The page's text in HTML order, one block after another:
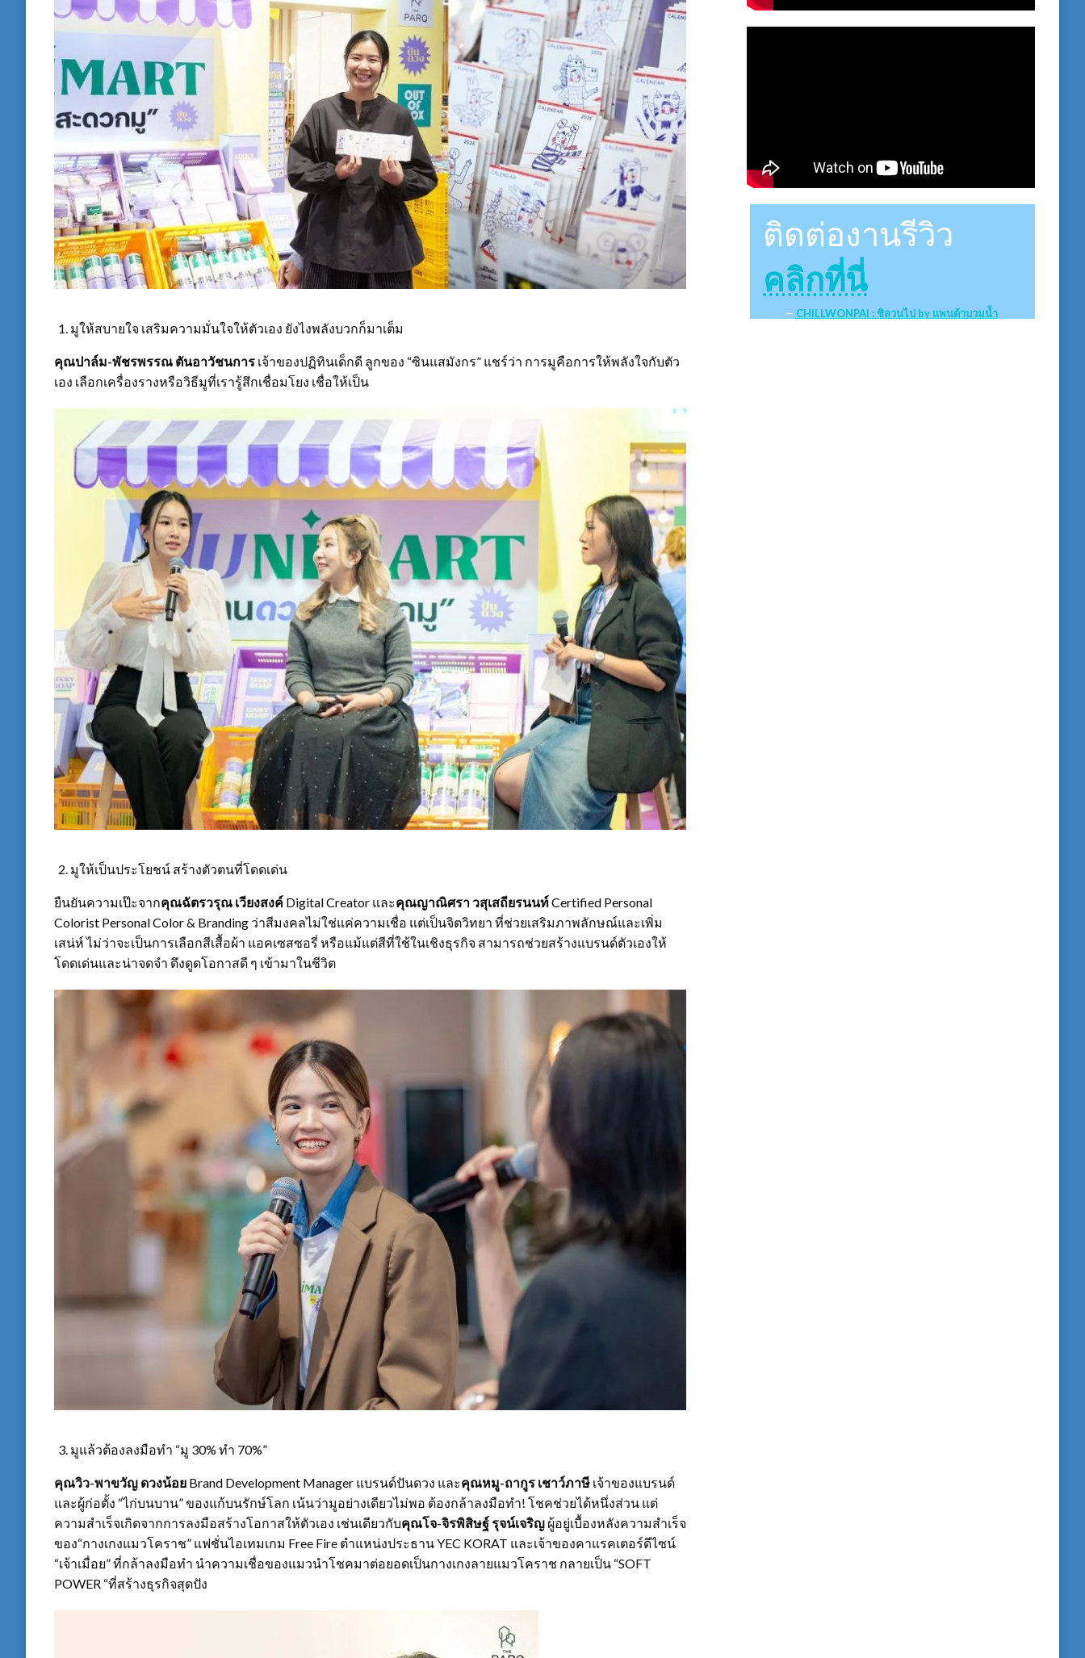
มูให้สบายใจ เสริมความมั่นใจให้ตัวเอง ยังไงพลังบวกก็มาเต็ม
คุณปาล์ม-พัชรพรรณ ตันอาวัชนการ เจ้าของปฏิทินเด็กดี ลูกของ “ซินแสมังกร” แชร์ว่า การมูคือการให้พลังใจกับตัว
เอง เลือกเครื่องรางหรือวิธีมูที่เรารู้สึกเชื่อมโยง เชื่อให้เป็น
มูให้เป็นประโยชน์ สร้างตัวตนที่โดดเด่น
ยืนยันความเป๊ะจากคุณฉัตรวรุณ เวียงสงค์ Digital Creator และคุณญาณิศรา วสุเสถียรนนท์Certified Personal
Colorist Personal Color & Branding ว่าสีมงคลไม่ใช่แค่ความเชื่อ แต่เป็นจิตวิทยา ที่ช่วยเสริมภาพลักษณ์และเพิ่ม
เสน่ห์ ไม่ว่าจะเป็นการเลือกสีเสื้อผ้า แอคเซสซอรี่ หรือแม้แต่สีที่ใช้ในเชิงธุรกิจ สามารถช่วยสร้างแบรนด์ตัวเองให้
โดดเด่นและน่าจดจำ ดึงดูดโอกาสดี ๆ เข้ามาในชีวิต
มูแล้วต้องลงมือทำ “มู 30% ทำ 70%”
คุณวิว-พาขวัญ ดวงน้อย Brand Development Manager แบรนด์ปันดวง และคุณหมู-ถากูร เชาว์ภาษี เจ้าของแบรนด์
และผู้ก่อตั้ง “ไก่บนบาน” ของแก้บนรักษ์โลก เน้นว่ามูอย่างเดียวไม่พอ ต้องกล้าลงมือทำ! โชคช่วยได้หนึ่งส่วน แต่
ความสำเร็จเกิดจากการลงมือสร้างโอกาสให้ตัวเอง เช่นเดียวกับคุณโจ-จิรพิสิษฐ์ รุจน์เจริญ ผู้อยู่เบื้องหลังความสำเร็จ
ของ“กางเกงแมวโคราช” แฟชั่นไอเทมเกม Free Fire ตำแหน่งประธาน YEC KORAT และเจ้าของคาแรคเตอร์ดีไซน์
“เจ้าเมื่อย” ที่กล้าลงมือทำ นำความเชื่อของแมวนำโชคมาต่อยอดเป็นกางเกงลายแมวโคราช กลายเป็น “SOFT
POWER “ที่สร้างธุรกิจสุดปัง
ติดต่องานรีวิว
คลิกที่นี่
CHILLWONPAI : ชิลวนไป by แพนด้าบวมน้ำ